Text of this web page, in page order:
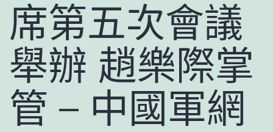
席第五次會議
舉辦 趙樂際掌
管 – 中國軍網